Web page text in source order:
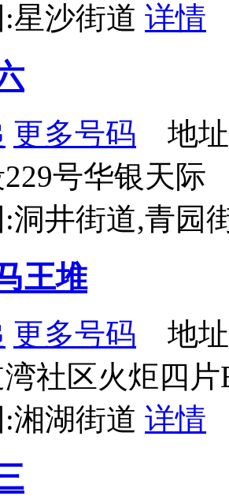
星沙街道 详情
更多号码 地址
号华银天际
洞井街道,青园
王堆
更多号码 地址
社区火炬四
湘湖街道 详情